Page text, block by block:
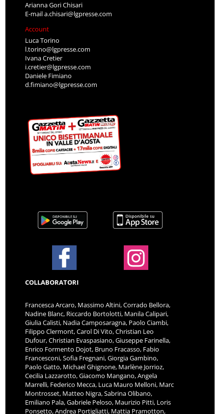
Arianna Gori Chisari
E-maila.chisari@lgpresse.com
Account
Luca Torino
l.torino@lgpresse.com
Ivana Cretier
i.cretier@lgpresse.com
Daniele Fimiano
d.fimiano@lgpresse.com
COLLABORATORI
Francesca Arcaro, Massimo Altini, Corrado Bellora,
Nadine Blanc, Riccardo Bortolotti, Manila Calipari,
Giulia Calisti, Nadia Camposaragna, Paolo Ciambi,
Filippo Clermont, Carol Di Vito, Christian Leo
Dufour, Christian Evaspasiano, Giuseppe Farinella,
Enrico Formento Dojot, Bruno Fracasso, Fabio
Francesconi, Sofia Fregnani, Giorgia Gambino,
Paolo Gatto, Michael Ghignone, Marlène Jorrioz,
Cecilia Lazzarotto, Giacomo Mangano, Angela
Marrelli, Federico Mecca, Luca Mauro Melloni, Marc
Montrosset, Matteo Nigra, Sabrina Olibano,
Emiliano Pala, Gabriele Peloso, Maurizio Pitti, Loris
Ponsetto, Andrea Portigliatti, Mattia Pramotton,